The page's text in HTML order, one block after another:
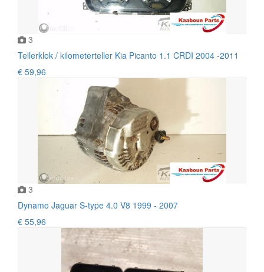
3
Tellerklok / kilometerteller Kia Picanto 1.1 CRDI 2004 -2011
€ 59,96
3
Dynamo Jaguar S-type 4.0 V8 1999 - 2007
€ 55,96